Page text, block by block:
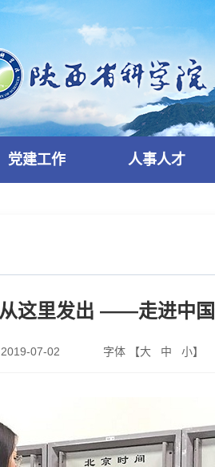
党建工作 人事人才
从这里发出 ——走进中
2019-07-02 字体 【大 中 小】